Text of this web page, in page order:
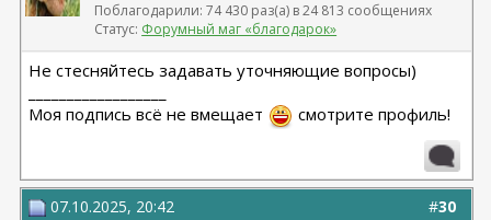
Поблагодарили: 74 430 раз(а) в 24 813 сообщениях
Статус: Форумный маг «благодарок»
Не стесняйтесь задавать уточняющие вопросы)
Моя подпись всё не вмещает
смотрите профиль!
#30
07.10.2025, 20:42